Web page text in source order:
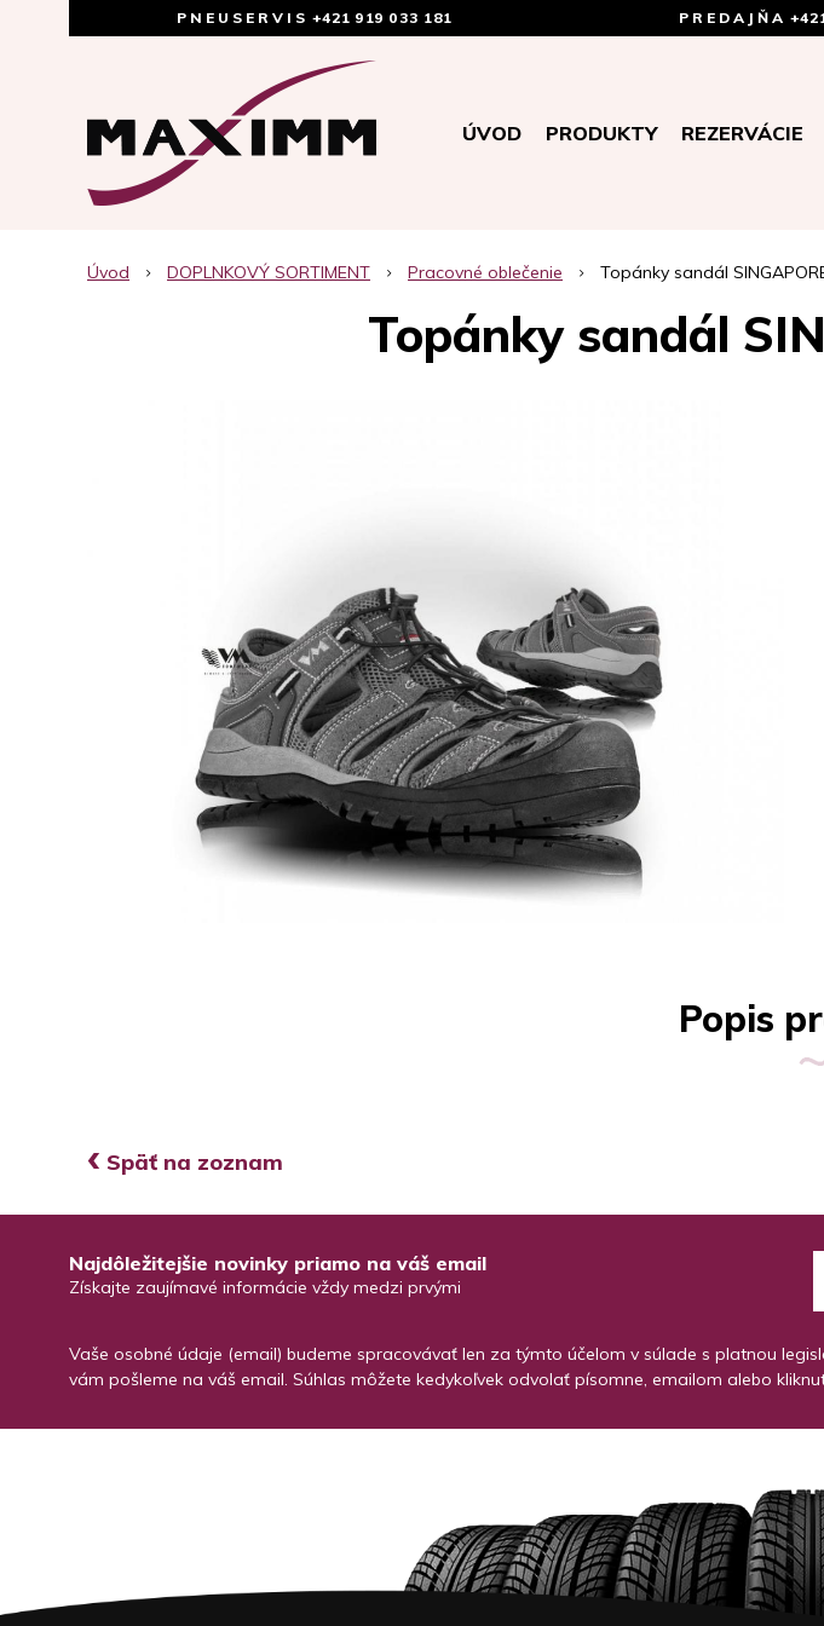
PNEUSERVIS +421 919 033 181 PREDAJŇA
ÚVOD PRODUKTY REZERVÁCIE
Úvod DOPLNKOVÝ SORTIMENT Pracovné oblečenie Topánky sandál
Topánky sandál
Popis
‹ Späť na zoznam
Najdôležitejšie novinky priamo na váš email
Získajte zaujímavé informácie vždy medzi prvými
Vaše osobné údaje (email) budeme spracovávať len za týmto účelom v súlade s platnou
vám pošleme na váš email. Súhlas môžete kedykoľvek odvolať písomne, emailom alebo